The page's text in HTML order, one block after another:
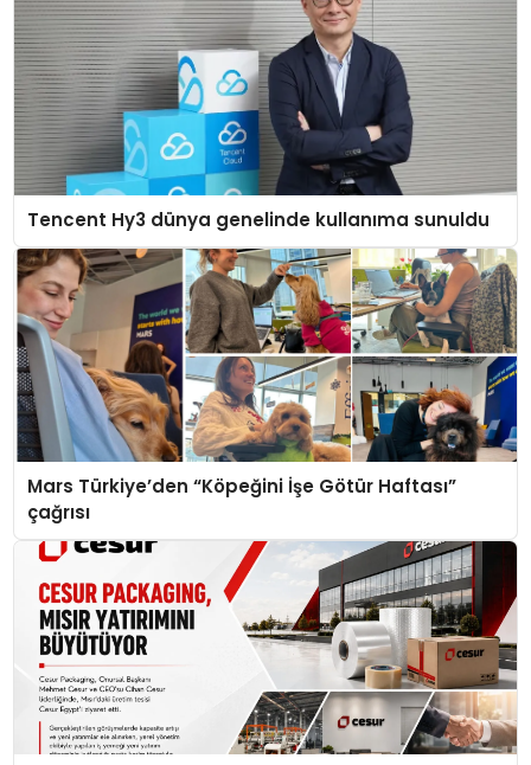
Tencent Hy3 dünya genelinde kullanıma sunuldu
Mars Türkiye’den “Köpeğini İşe Götür Haftası”
çağrısı